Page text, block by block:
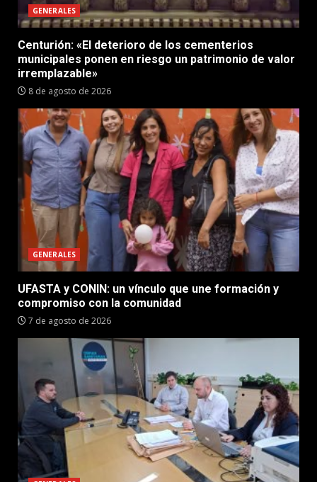
GENERALES
Centurión: «El deterioro de los cementerios
municipales ponen en riesgo un patrimonio de valor
irremplazable»
8 de agosto de 2026
GENERALES
UFASTA y CONIN: un vínculo que une formación y
compromiso con la comunidad
7 de agosto de 2026